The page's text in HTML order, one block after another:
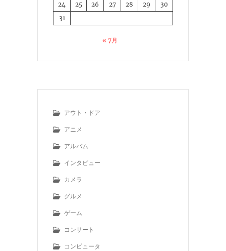
24
25 26 27 28 29
30
31
« 7月
アウト・ドア
アニメ
アルバム
インタビュー
カメラ
グルメ
ゲーム
コンサート
コンピュータ